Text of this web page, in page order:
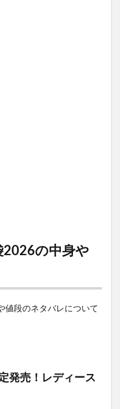
2026の中身や
値段のネタバレについて
発売！レディース